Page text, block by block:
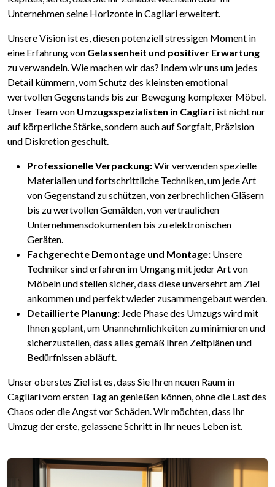
Unternehmen seine Horizonte in Cagliari erweitert.
Unsere Vision ist es, diesen potenziell stressigen Moment in
eine Erfahrung von Gelassenheit und positiver Erwartung
zu verwandeln. Wie machen wir das? Indem wir uns um jedes
Detail kümmern, vom Schutz des kleinsten emotional
wertvollen Gegenstands bis zur Bewegung komplexer Möbel.
Unser Team von Umzugsspezialisten in Cagliari ist nicht nur
auf körperliche Stärke, sondern auch auf Sorgfalt, Präzision
und Diskretion geschult.
Professionelle Verpackung:Wir verwenden spezielle
Materialien und fortschrittliche Techniken, um jede Art
von Gegenstand zu schützen, von zerbrechlichen Gläsern
bis zu wertvollen Gemälden, von vertraulichen
Unternehmensdokumenten bis zu elektronischen
Geräten.
Fachgerechte Demontage und Montage: Unsere
Techniker sind erfahren im Umgang mit jeder Art von
Möbeln und stellen sicher, dass diese unversehrt am Ziel
ankommen und perfekt wieder zusammengebaut werden.
Detaillierte Planung: Jede Phase des Umzugs wird mit
Ihnen geplant, um Unannehmlichkeiten zu minimieren und
sicherzustellen, dass alles gemäß Ihren Zeitplänen und
Bedürfnissen abläuft.
Unser oberstes Ziel ist es, dass Sie Ihren neuen Raum in
Cagliari vom ersten Tag an genießen können, ohne die Last des
Chaos oder die Angst vor Schäden. Wir möchten, dass Ihr
Umzug der erste, gelassene Schritt in Ihr neues Leben ist.